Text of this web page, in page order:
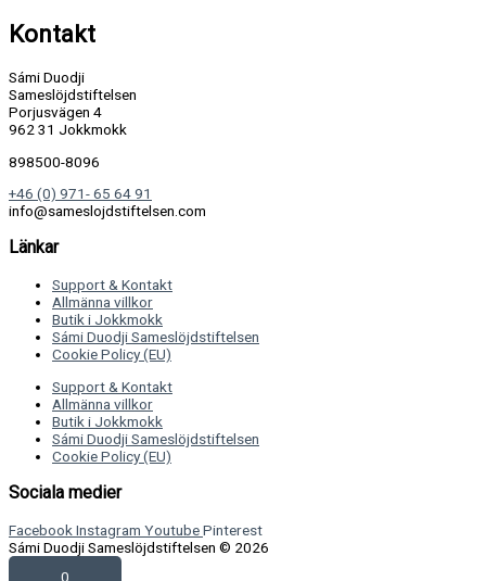
Kontakt
Sámi Duodji
Sameslöjdstiftelsen
Porjusvägen 4
962 31 Jokkmokk
898500-8096
+46 (0) 971- 65 64 91
info@sameslojdstiftelsen.com
Länkar
Support & Kontakt
Allmänna villkor
Butik i Jokkmokk
Sámi Duodji Sameslöjdstiftelsen
Cookie Policy (EU)
Support & Kontakt
Allmänna villkor
Butik i Jokkmokk
Sámi Duodji Sameslöjdstiftelsen
Cookie Policy (EU)
Sociala medier
Facebook Instagram YoutubePinterest
Sámi Duodji Sameslöjdstiftelsen © 2026
0